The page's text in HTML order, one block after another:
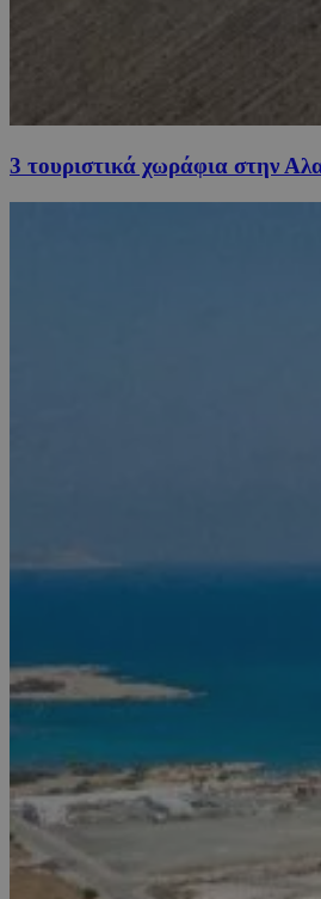
3 τουριστικά χωράφια στην